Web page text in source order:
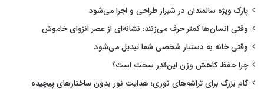
پارک ویژه سالمندان در شیراز طراحی و اجرا می‌شود
وقتی انسان‌ها کمتر حرف می‌زنند؛ نشانه‌ای از عصر انزوای خاموش
وقتی خانه به دستیار شخصی شما تبدیل می‌شود
چرا حفظ کاهش وزن این‌قدر سخت است؟
گام بزرگ برای تراشه‌های نوری؛ هدایت نور بدون ساختارهای پیچیده